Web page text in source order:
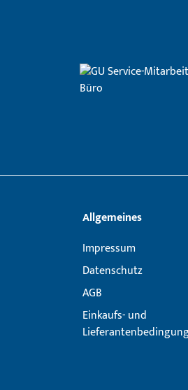
Allgemeines
Impressum
Datenschutz
AGB
Einkaufs- und